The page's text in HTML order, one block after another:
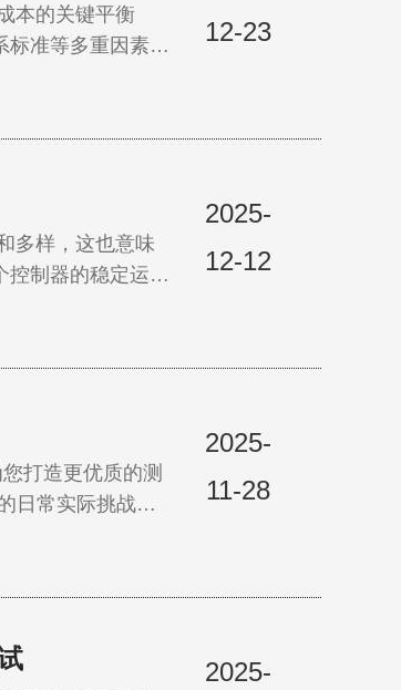
本的关键平衡
标准等多重因素影
。科学的校准频
12-23
多样，这也意味
控制器的稳定运
设计目标符合。
2025-
12-12
打造更优质的测
日常实际挑战，
2025-
11-28
2025-